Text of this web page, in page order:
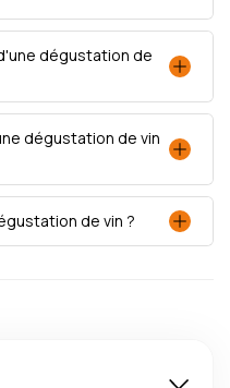
dégustation de
dégustation de vin
de vin ?